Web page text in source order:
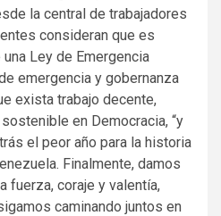
la central de trabajadores
consideran que es
Ley de Emergencia
emergencia y gobernanza
exista trabajo decente,
en Democracia, “y
el peor año para la historia
Finalmente, damos
fuerza, coraje y valentía,
caminando juntos en